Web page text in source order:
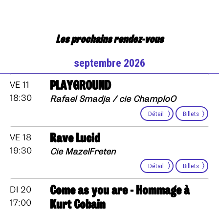
Les prochains rendez-vous
septembre 2026
VE 11
18:30
PLAYGROUND
Rafael Smadja / cie ChamploO
Détail Billets
VE 18
19:30
Rave Lucid
Cie MazelFreten
Détail Billets
DI 20
17:00
Come as you are - Hommage à
Kurt Cobain